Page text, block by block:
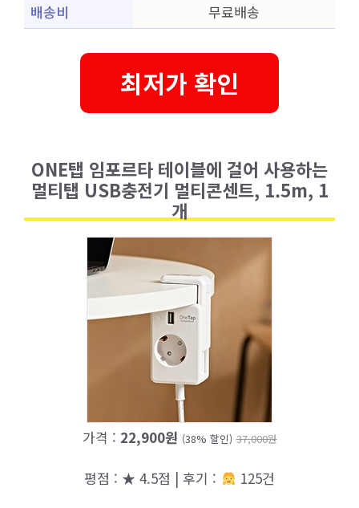
배송비
무료배송
최저가 확인
ONE탭 임포르타 테이블에 걸어 사용하는
멀티탭 USB충전기 멀티콘센트, 1.5m, 1
개
가격 : 22,900원 (38% 할인) 37,000원
평점 : ★ 4.5점 | 후기 : 125건